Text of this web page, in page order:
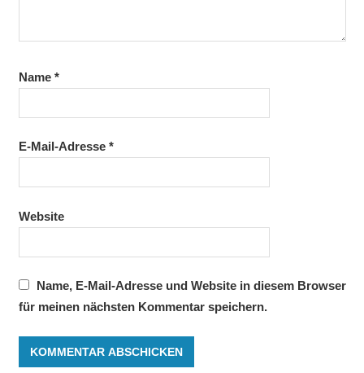
Name *
E-Mail-Adresse *
Website
Name, E-Mail-Adresse und Website in diesem Browser
für meinen nächsten Kommentar speichern.